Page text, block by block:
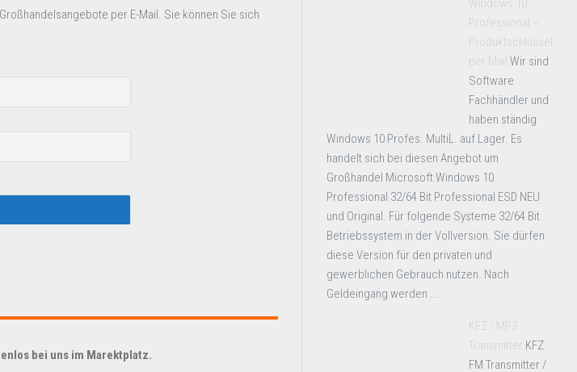
per E-Mail. Sie können Sie sich
bei uns im Marektplatz.
Windows 10
Professional –
Produktschlüssel
per Mail Wir sind
Software
Fachhändler und
haben ständig
Windows 10 Profes. MultiL. auf Lager. Es
handelt sich bei diesen Angebot um
Großhandel Microsoft Windows 10
Professional 32/64 Bit Professional ESD NEU
und Original. Für folgende Systeme 32/64 Bit
Betriebssystem in der Vollversion. Sie dürfen
diese Version für den privaten und
gewerblichen Gebrauch nutzen. Nach
Geldeingang werden ...
KFZ / MP3
Transmitter KFZ
FM Transmitter /